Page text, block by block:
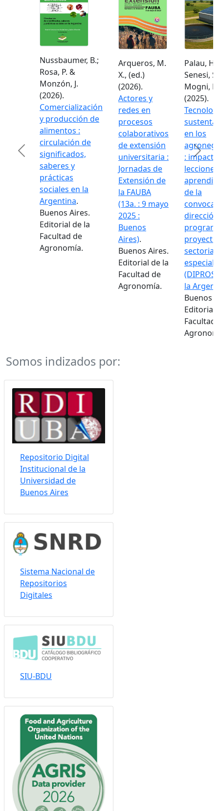
Nussbaumer, B.;
Rosa, P. &
Monzón, J.
(2026).
Comercialización
y producción de
alimentos :
circulación de
significados,
saberes y
prácticas
sociales en la
Argentina.
Buenos Aires.
Editorial de la
Facultad de
Agronomía.
Arqueros, M.
X., (ed.)
(2026).
Actores y
redes en
procesos
colaborativos
de extensión
universitaria :
Jornadas de
Extensión de
la FAUBA
(13a. : 9 mayo
2025 :
Buenos
Aires).
Buenos Aires.
Editorial de la
Facultad de
Agronomía.
Palau, H.;
Senesi,
Mogni, F.
(2025).
en los
: impacto
lecciones
de la
dirección
proyectos
la
Buenos
Editorial
Facultad
Previous Next
Somos indizados por:
Institucional de la
Universidad de
Sistema Nacional de
Repositorios
SIU-BDU